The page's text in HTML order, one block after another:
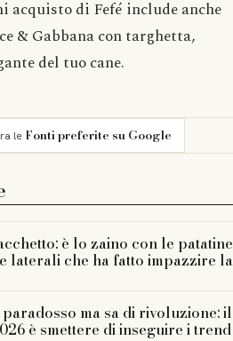
acquisto di Fefé include anche
& Gabbana con targhetta,
del tuo cane.
le Fonti preferite su Google
è lo zaino con le patatine
laterali che ha fatto impazzire la
ma sa di rivoluzione: il
è smettere di inseguire i trend